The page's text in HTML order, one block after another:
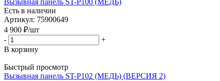
Есть в наличии
Артикул: 75900649
4 900 ₽/шт
-
+
В корзину
Быстрый просмотр
Вызывная панель ST-P102 (МЕДЬ) (ВЕРСИЯ 2)